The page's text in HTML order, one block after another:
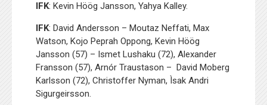
IFK: Kevin Höög Jansson, Yahya Kalley.
IFK: David Andersson – Moutaz Neffati, Max
Watson, Kojo Peprah Oppong, Kevin Höög
Jansson (57) – Ismet Lushaku (72), Alexander
Fransson (57), Arnór Traustason – David Moberg
Karlsson (72), Christoffer Nyman, Ìsak Andri
Sigurgeirsson.